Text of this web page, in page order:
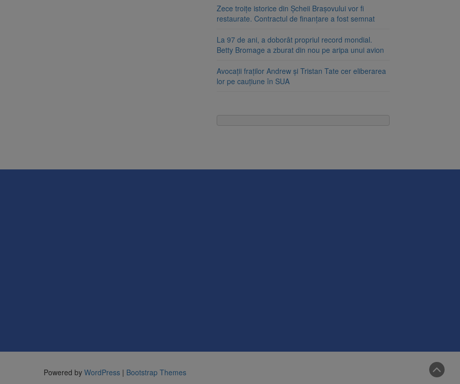
Zece troițe istorice din Șcheii Brașovului vor fi
restaurate. Contractul de finanțare a fost semnat
La 97 de ani, a doborât propriul record mondial.
Betty Bromage a zburat din nou pe aripa unui avion
Avocații fraților Andrew și Tristan Tate cer eliberarea
lor pe cauțiune în SUA
Powered by WordPress | Bootstrap Themes